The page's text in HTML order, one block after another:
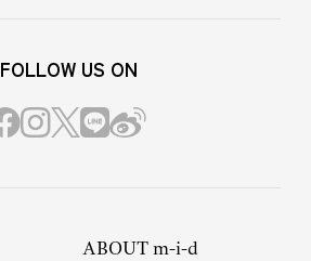
FOLLOW US ON
ABOUT m-i-d